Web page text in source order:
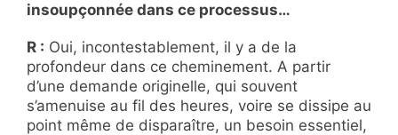
insoupçonnée dans ce processus…
R : Oui, incontestablement, il y a de la
profondeur dans ce cheminement. A partir
d’une demande originelle, qui souvent
s’amenuise au fil des heures, voire se dissipe au
point même de disparaître, un besoin essentiel,